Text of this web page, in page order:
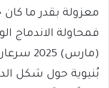
معزولة بقدر ما
فمحاولة الاندماج
(مارس)
بُنيوية حول شكل